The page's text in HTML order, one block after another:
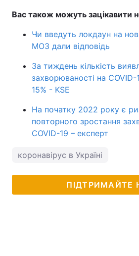
Вас також можуть зацікавити
Чи введуть локдаун на
МОЗ дали відповідь
За тиждень кількість
захворюваності на
15% - KSE
На початку 2022 року є
повторного зростання
COVID-19 – експерт
коронавірус в Україні
ПІДТРИМАЙТЕ